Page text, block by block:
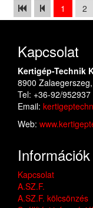
1 2
Kapcsolat
Kertigép-Technik
8900
Tel: +36-92/952937
Email:
Web:
Információk
Kapcsolat
A.SZ.F.
A.SZ.F. kölcsönzés